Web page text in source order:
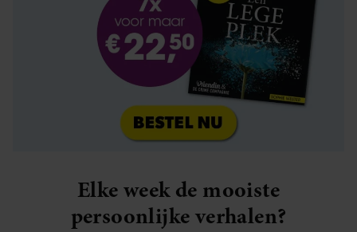
Elke week de mooiste
persoonlijke verhalen?